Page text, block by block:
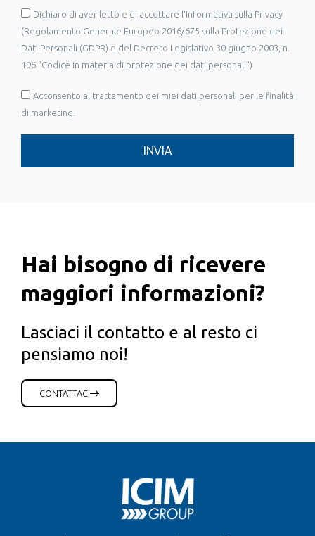
Dichiaro di aver letto e di accettare l'Informativa sulla Privacy
(Regolamento Generale Europeo 2016/675 sulla Protezione dei
Dati Personali (GDPR) e del Decreto Legislativo 30 giugno 2003, n.
196 “Codice in materia di protezione dei dati personali”)
Acconsento al trattamento dei miei dati personali per le finalità
di marketing.
INVIA
Hai bisogno di ricevere
maggiori informazioni?
Lasciaci il contatto e al resto ci
pensiamo noi!
CONTATTACI